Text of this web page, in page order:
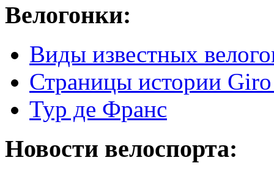
Велогонки:
Виды известных
Страницы истории
Тур де Франс
Новости велоспорта: